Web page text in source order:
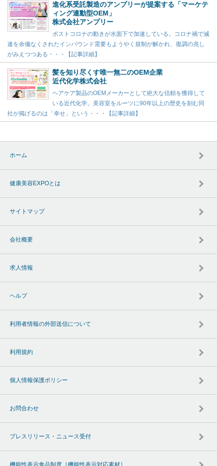
進化系受託製造のアンプリーが提案する「マーケテ
ィング連動型OEM」
株式会社アンプリー
ポストコロナの動きが水面下で加速している。コロナ禍で減
速を余儀なくされたインバウンド需要もようやく規制が解かれ、復調の兆し
がみえつつある・・・【記事詳細】
髪を知り尽くす唯一無二のOEM企業
近代化学株式会社
ヘアケア製品のOEMメーカーとして絶大な信頼を獲得して
いる近代化学。美容室をルーツに90年以上の歴史を刻む同
社が掲げるのは「幸せ」という・・・【記事詳細】
ホーム
健康美容EXPOとは
サイトマップ
会社概要
求人情報
ヘルプ
利用者情報の外部送信について
利用規約
個人情報保護ポリシー
お問合わせ
プレスリリース・ニュース受付